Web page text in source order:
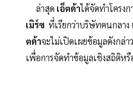
ล่าสุด เอ็ตด้าได้จัดทำโครง
เมิร์ซ ที่เรียกว่าบริษัทคนกลา
ตด้าจะไม่เปิดเผยข้อมูลดังกล่
เพื่อการจัดทำข้อมูลเชิงสถิติห